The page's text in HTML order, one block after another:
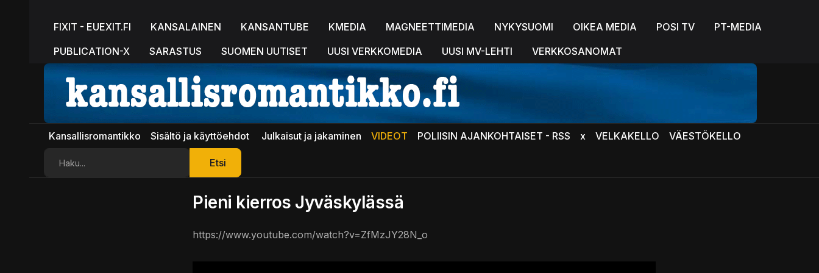
FIXIT - EUEXIT.FI KANSALAINEN KANSANTUBE KMEDIA MAGNEETTIMEDIA NYKYSUOMI OIKEA MEDIA POSI TV
PT-MEDIA
PUBLICATION-X
SARASTUS SUOMEN UUTISET UUSI VERKKOMEDIA UUSI MV-LEHTI VERKKOSANOMAT
Kansallisromantikko Sisältö ja käyttöehdot Julkaisut ja jakaminen VIDEOT POLIISIN AJANKOHTAISET - RSS x VELKAKELLO
VÄESTÖKELLO
Etsi
Pieni kierros Jyväskylässä
https://www.youtube.com/watch?v=ZfMzJY28N_o